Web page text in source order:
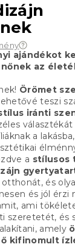
ajándékot
az
Örömet
teszi
iránti
a
a stílusos
és
és jól érzi
ami
szeretetét, és
amely
kifinomult